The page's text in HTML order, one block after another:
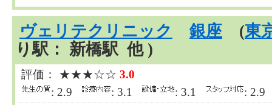
ヴェリテクリニック 銀座 (東
り駅： 新橋駅 他 )
評価： ★★★☆☆ 3.0
: 2.9
: 3.1 : 3.1 :